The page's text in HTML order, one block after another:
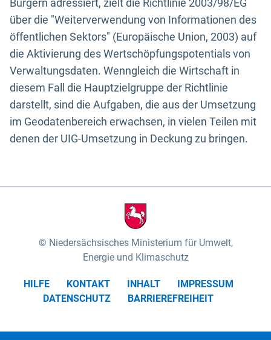
Bürgern adressiert, zielt die Richtlinie 2003/98/EG
über die "Weiterverwendung von Informationen des
öffentlichen Sektors" (Europäische Union, 2003) auf
die Aktivierung des Wertschöpfungspotentials von
Verwaltungsdaten. Wenngleich die Wirtschaft in
diesem Fall die Hauptzielgruppe der Richtlinie
darstellt, sind die Aufgaben, die aus der Umsetzung
im Geodatenbereich erwachsen, in vielen Teilen mit
denen der UIG-Umsetzung in Deckung zu bringen.
Niedersächsisches Ministerium für Umwelt,
Energie und Klimaschutz
HILFE KONTAKT INHALT
IMPRESSUM
DATENSCHUTZ
BARRIEREFREIHEIT